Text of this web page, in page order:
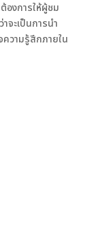
องการให้ผู้ชม
จะเป็นการนำ
ความรู้สึกภายใน